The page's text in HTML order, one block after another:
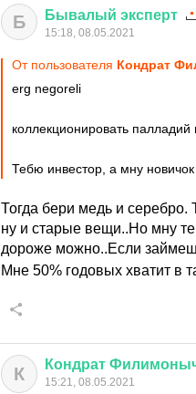
Б Бывалый эксперт
15:18, 08.05.2021
От пользователя Кондрат
erg negoreli
коллекционировать
Тебю инвестор, а мну
Тогда бери медь и серебро.
ну и старые вещи..Но мну
дороже можно..Если
Мне 50% годовых хватит в
К Кондрат
15:21, 08.05.2021